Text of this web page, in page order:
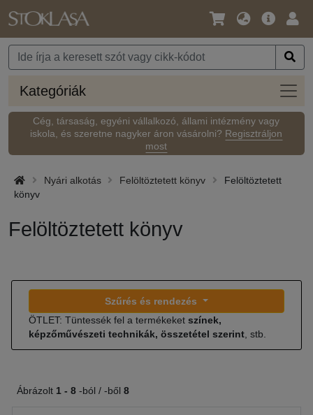
Nyelv
Pénznem
Fő
Kategóriák
Cég, társaság, egyéni vállalkozó, állami intézmény vagy
iskola, és szeretne nagyker áron vásárolni? Regisztráljon
most
Nyári alkotás Felöltöztetett könyv
Felöltöztetett
könyv
Felöltöztetett könyv
Szűrés és rendezés
ÖTLET: Tüntessék fel a termékeket színek,
képzőművészeti technikák, összetétel szerint , stb.
Ábrázolt 1 - 8 -ból / -ből 8